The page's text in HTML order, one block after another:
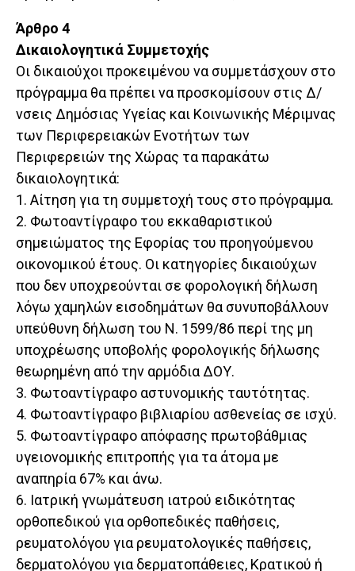
Άρθρο 4
Δικαιολογητικά Συμμετοχής
Οι δικαιούχοι προκειμένου να συμμετάσχουν στο
πρόγραμμα θα πρέπει να προσκομίσουν στις Δ/
νσεις Δημόσιας Υγείας και Κοινωνικής Μέριμνας
των Περιφερειακών Ενοτήτων των
Περιφερειών της Χώρας τα παρακάτω
δικαιολογητικά:
1. Αίτηση για τη συμμετοχή τους στο πρόγραμμα.
2. Φωτοαντίγραφο του εκκαθαριστικού
σημειώματος της Εφορίας του προηγούμενου
οικονομικού έτους. Οι κατηγορίες δικαιούχων
που δεν υποχρεούνται σε φορολογική δήλωση
λόγω χαμηλών εισοδημάτων θα συνυποβάλλουν
υπεύθυνη δήλωση του Ν. 1599/86 περί της μη
υποχρέωσης υποβολής φορολογικής δήλωσης
θεωρημένη από την αρμόδια ΔΟΥ.
3. Φωτοαντίγραφο αστυνομικής ταυτότητας.
4. Φωτοαντίγραφο βιβλιαρίου ασθενείας σε ισχύ.
5. Φωτοαντίγραφο απόφασης πρωτοβάθμιας
υγειονομικής επιτροπής για τα άτομα με
αναπηρία 67% και άνω.
6. Ιατρική γνωμάτευση ιατρού ειδικότητας
ορθοπεδικού για ορθοπεδικές παθήσεις,
ρευματολόγου για ρευματολογικές παθήσεις,
δερματολόγου για δερματοπάθειες, Κρατικού ή